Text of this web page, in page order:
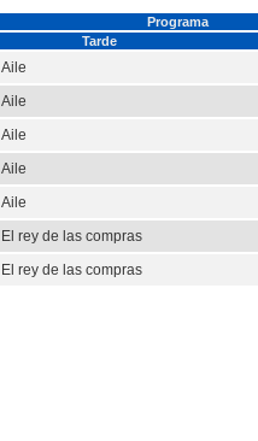
Programa
Tarde
Aile
Aile
Aile
Aile
Aile
El rey de las compras
El rey de las compras